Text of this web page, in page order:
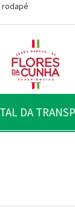
DA